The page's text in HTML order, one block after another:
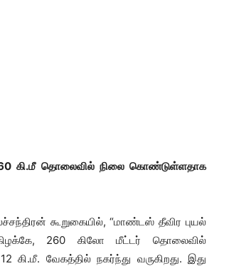
கி.மீ தொலைவில் நிலை கொண்டுள்ளதாக
கூறுகையில், “மாண்டஸ் தீவிர புயல்
260 கிலோ மீட்டர் தொலைவில்
வேகத்தில் நகர்ந்து வருகிறது. இது